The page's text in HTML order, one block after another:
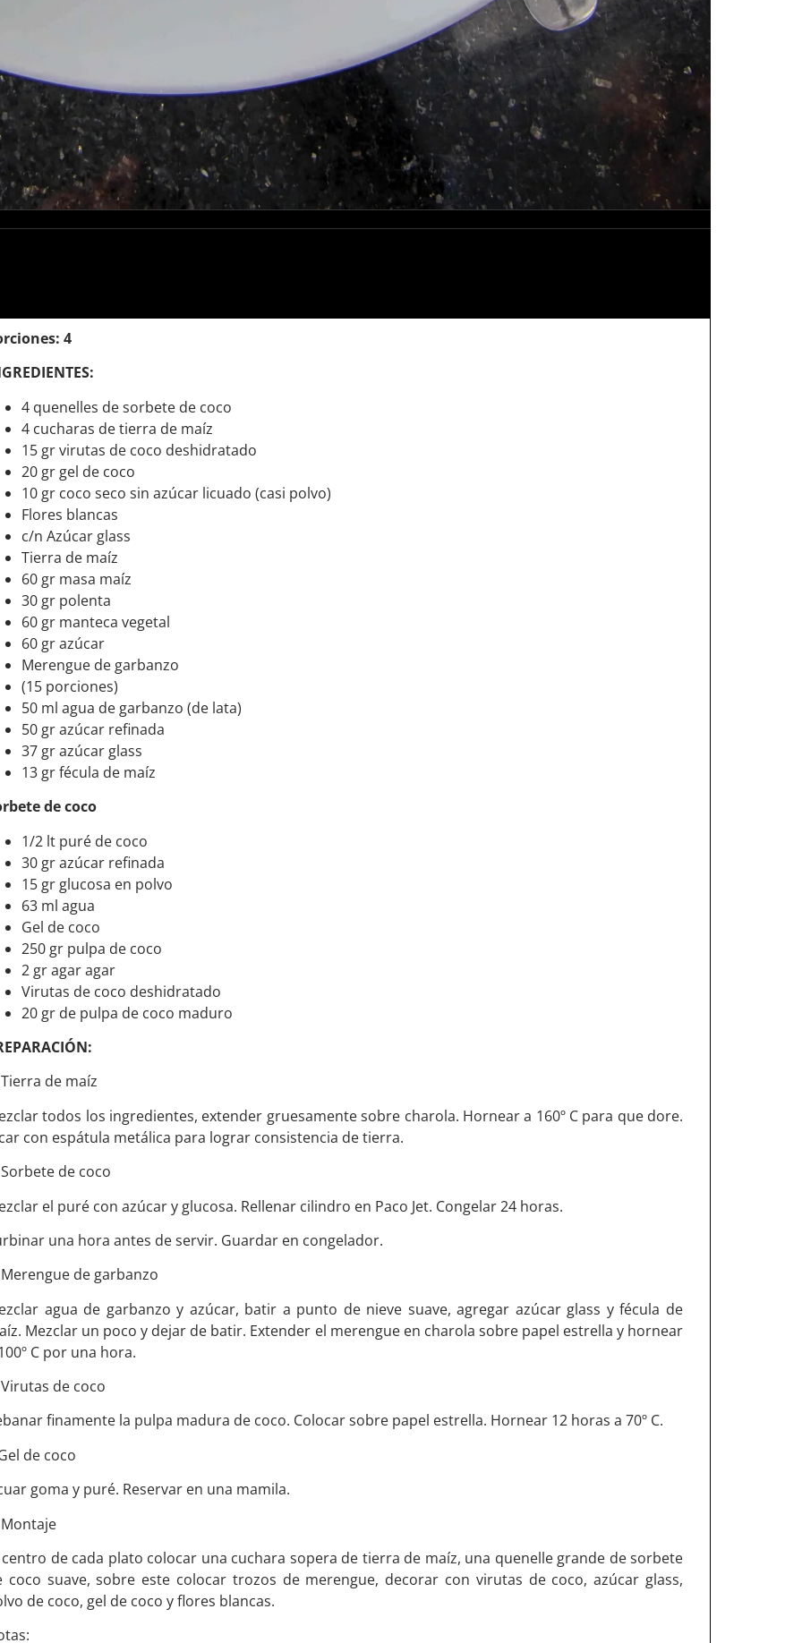
4
4 quenelles de sorbete de coco
4 cucharas de tierra de maíz
15 gr virutas de coco deshidratado
20 gr gel de coco
10 gr coco seco sin azúcar licuado (casi polvo)
Flores blancas
c/n Azúcar glass
Tierra de maíz
60 gr masa maíz
30 gr polenta
60 gr manteca vegetal
60 gr azúcar
Merengue de garbanzo
(15 porciones)
50 ml agua de garbanzo (de lata)
50 gr azúcar refinada
37 gr azúcar glass
13 gr fécula de maíz
de coco
1/2 lt puré de coco
30 gr azúcar refinada
15 gr glucosa en polvo
63 ml agua
Gel de coco
250 gr pulpa de coco
2 gr agar agar
Virutas de coco deshidratado
20 gr de pulpa de coco maduro
de maíz
todos los ingredientes, extender gruesamente sobre charola. Hornear a 160º C para que dore.
con espátula metálica para lograr consistencia de tierra.
de coco
el puré con azúcar y glucosa. Rellenar cilindro en Paco Jet. Congelar 24 horas.
una hora antes de servir. Guardar en congelador.
de garbanzo
agua de garbanzo y azúcar, batir a punto de nieve suave, agregar azúcar glass y fécula de
Mezclar un poco y dejar de batir. Extender el merengue en charola sobre papel estrella y hornear
C por una hora.
de coco
finamente la pulpa madura de coco. Colocar sobre papel estrella. Hornear 12 horas a 70º C.
de coco
goma y puré. Reservar en una mamila.
centro de cada plato colocar una cuchara sopera de tierra de maíz, una quenelle grande de sorbete
coco suave, sobre este colocar trozos de merengue, decorar con virutas de coco, azúcar glass,
de coco, gel de coco y flores blancas.